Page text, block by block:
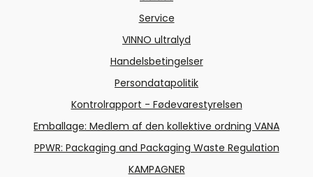
Service
VINNO ultralyd
Handelsbetingelser
Persondatapolitik
Kontrolrapport - Fødevarestyrelsen
Emballage: Medlem af den kollektive ordning VANA
PPWR: Packaging and Packaging Waste Regulation
KAMPAGNER